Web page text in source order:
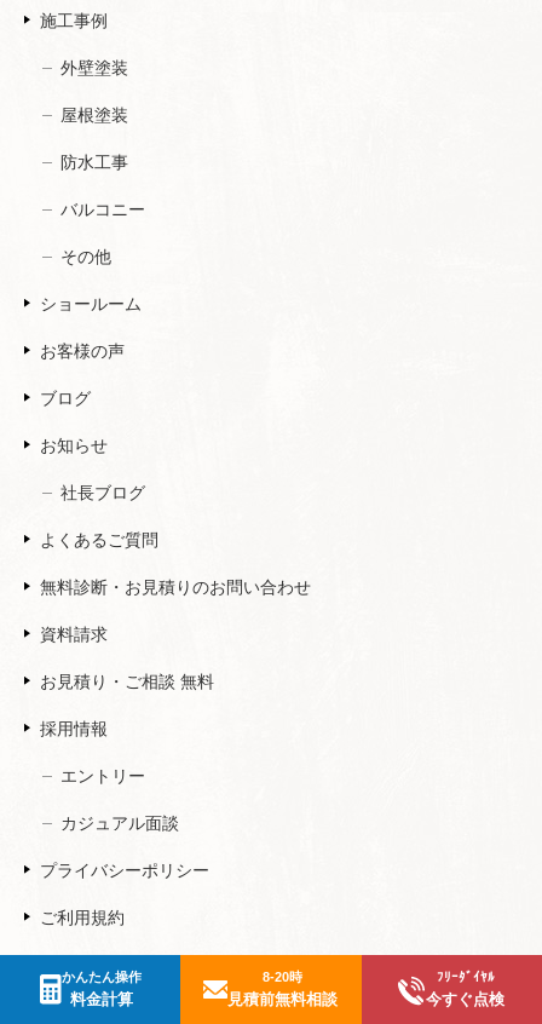
施工事例
外壁塗装
屋根塗装
防水工事
バルコニー
その他
ショールーム
お客様の声
ブログ
お知らせ
社長ブログ
よくあるご質問
無料診断・お見積りのお問い合わせ
資料請求
お見積り・ご相談 無料
採用情報
エントリー
カジュアル面談
プライバシーポリシー
ご利用規約
このホームページ（ダウンロードファイルを含む）に掲載されたすべての文章・図
かんたん操作
料金計算
8-20時
見積前無料相談
ﾌﾘｰﾀﾞｲﾔﾙ
今すぐ点検